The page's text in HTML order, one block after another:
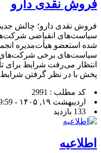
فروش نقدی دارو
فروش نقدی دارو؛ چالش جدید
سیاست‌های انقباضی
شده استعضو هیأت‌مدیره انجمن
سیاست‌های برخی شرکت‌های
انتظار می‌رفت شرایط برای
پخش با در نظر گرفتن
کد مطلب : 2991
اردیبهشت ۱۹, ۱۴۰۵ - 9:59 ق.ظ
133 بازدید
اطلاعیه